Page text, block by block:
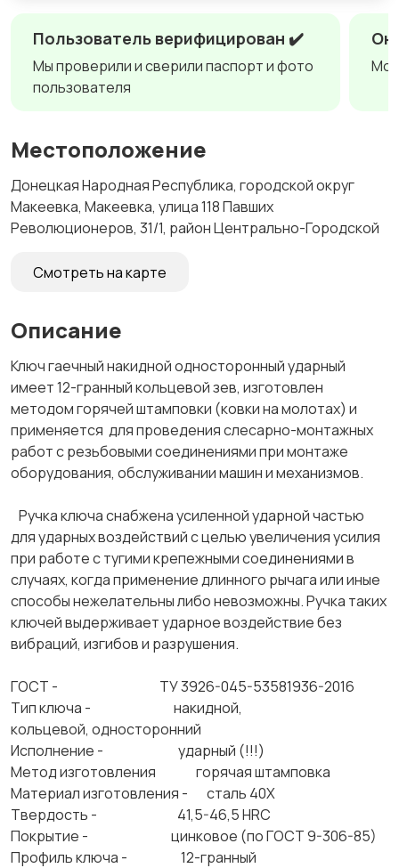
Пользователь верифицирован ✔️
Мы проверили и сверили паспорт и фото
пользователя
Местоположение
Донецкая Народная Республика, городской округ
Макеевка, Макеевка, улица 118 Павших
Революционеров, 31/1, район Центрально-Городской
Смотреть на карте
Описание
Ключ гаечный накидной односторонный ударный
имеет 12-гранный кольцевой зев, изготовлен
методом горячей штамповки (ковки на молотах) и
применяется для проведения слесарно-монтажных
работ с резьбовыми соединениями при монтаже
оборудования, обслуживании машин и механизмов.
Ручка ключа снабжена усиленной ударной частью
для ударных воздействий с целью увеличения усилия
при работе с тугими крепежными соединениями в
случаях, когда применение длинного рычага или иные
способы нежелательны либо невозможны. Ручка таких
ключей выдерживает ударное воздействие без
вибраций, изгибов и разрушения.
ГОСТ - ТУ 3926-045-53581936-2016​
Тип ключа - накидной,
кольцевой, односторонний
Исполнение - ударный (!!!)
Метод изготовления горячая штамповка
Материал изготовления - сталь 40Х
Твердость - 41,5-46,5 HRC
Покрытие - цинковое (по ГОСТ 9-306-85)
Профиль ключа - 12-гранный